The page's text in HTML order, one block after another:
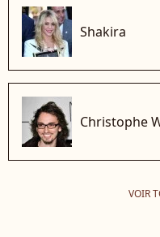
Shakira
Christophe
VOIR